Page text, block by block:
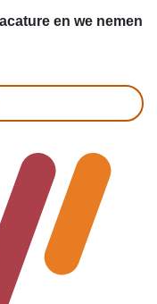
en we nemen